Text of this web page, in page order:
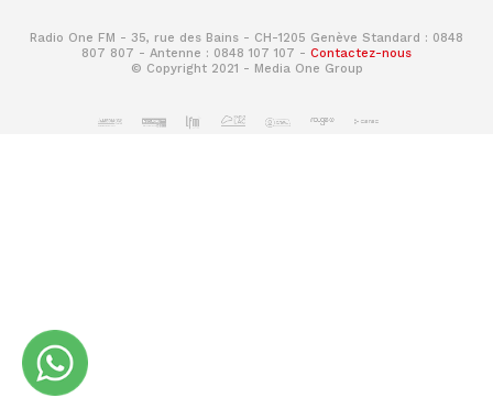
Radio One FM - 35, rue des Bains - CH-1205 Genève Standard : 0848
807 807 - Antenne : 0848 107 107 - Contactez-nous
© Copyright 2021 - Media One Group